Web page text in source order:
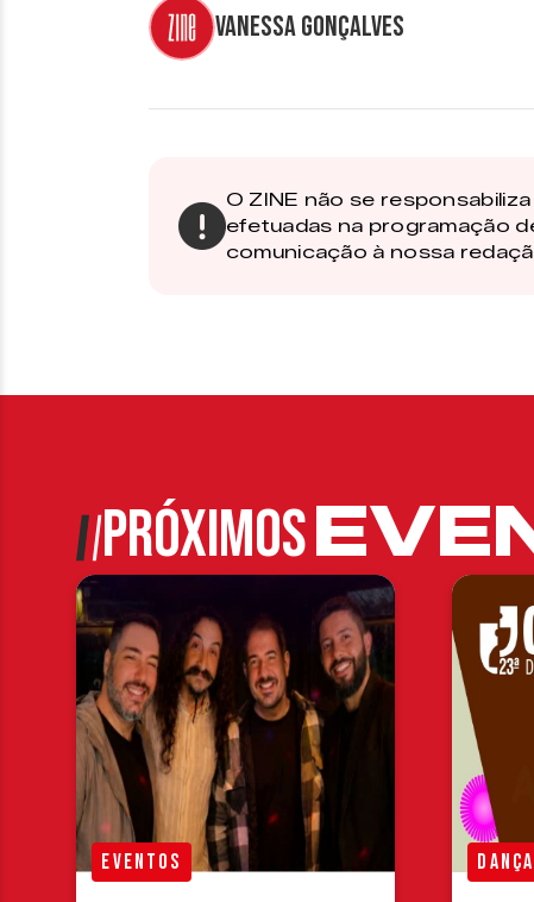
Vanessa Gonçalves
O ZINE não se
efetuadas na programação
comunicação à nossa
PRÓXIMOS
EVENTOS DANÇA